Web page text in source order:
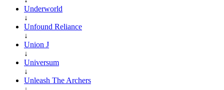
Underworld
↓
Unfound Reliance
↓
Union J
↓
Universum
↓
Unleash The Archers